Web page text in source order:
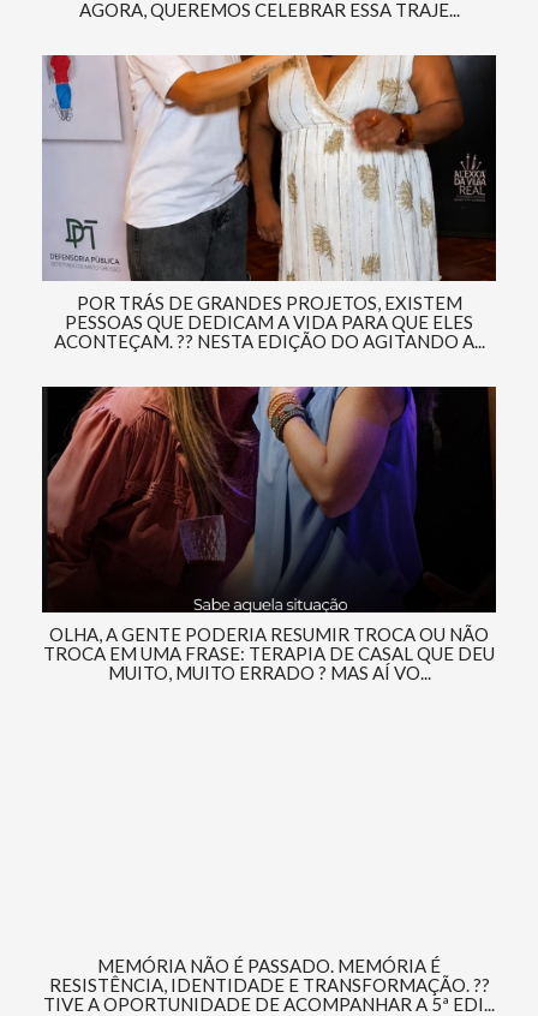
AGORA, QUEREMOS CELEBRAR ESSA TRAJE...
POR TRÁS DE GRANDES PROJETOS, EXISTEM
PESSOAS QUE DEDICAM A VIDA PARA QUE ELES
ACONTEÇAM. ?? NESTA EDIÇÃO DO AGITANDO A...
OLHA, A GENTE PODERIA RESUMIR TROCA OU NÃO
TROCA EM UMA FRASE: TERAPIA DE CASAL QUE DEU
MUITO, MUITO ERRADO ? MAS AÍ VO...
MEMÓRIA NÃO É PASSADO. MEMÓRIA É
RESISTÊNCIA, IDENTIDADE E TRANSFORMAÇÃO. ??
TIVE A OPORTUNIDADE DE ACOMPANHAR A 5ª EDI...